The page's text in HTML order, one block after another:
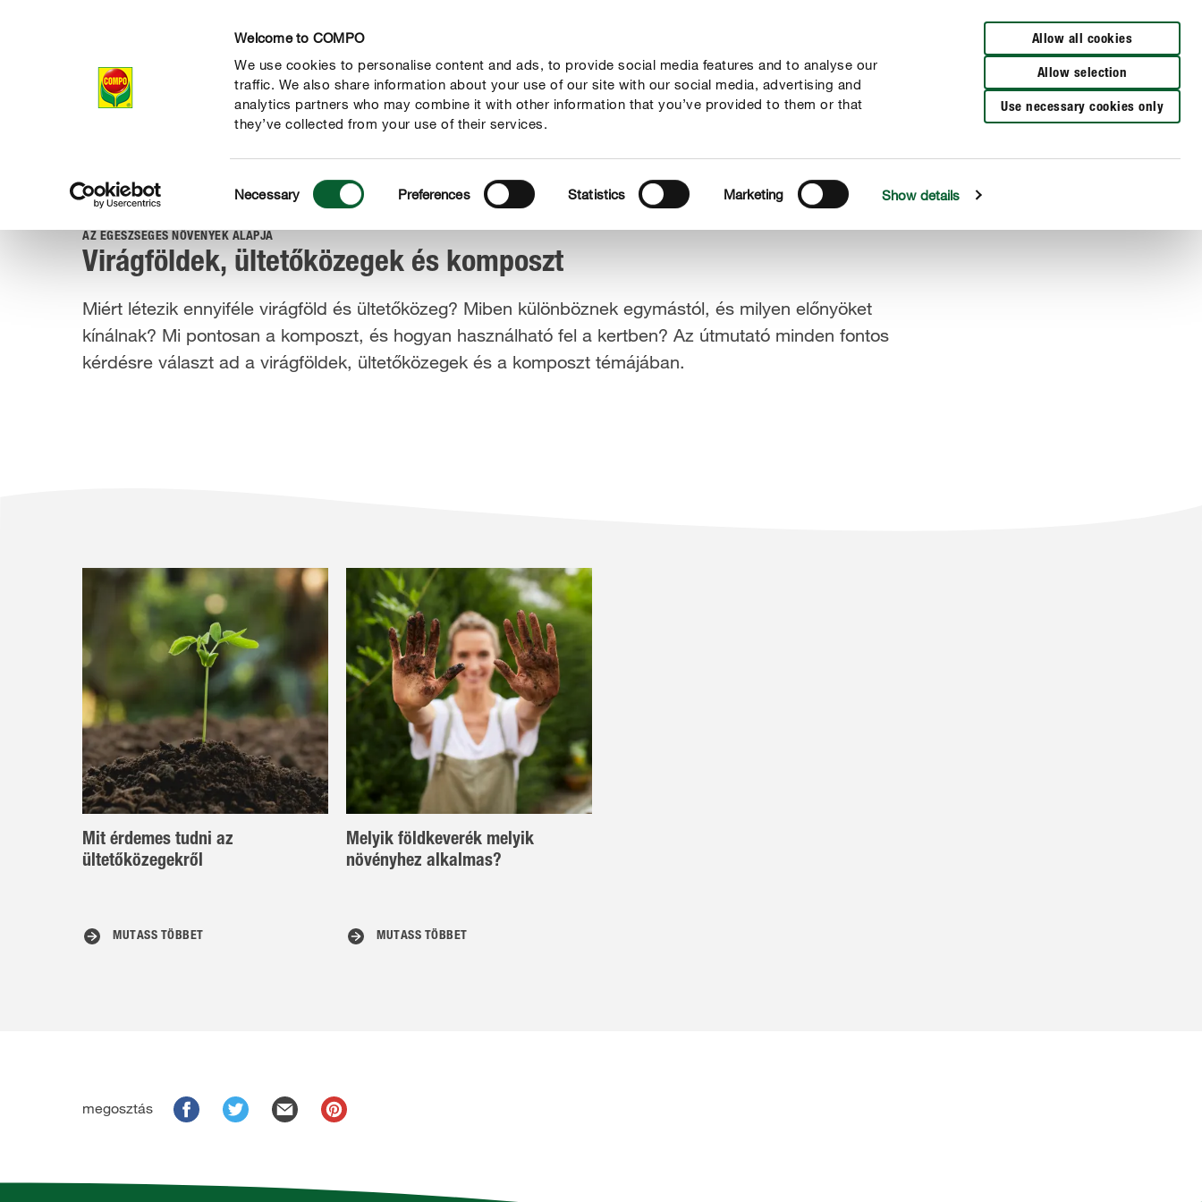
Welcome to COMPO
We use cookies to personalise content and ads, to provide social media features and to analyse our
traffic. We also share information about your use of our site with our social media, advertising and
analytics partners who may combine it with other information that you’ve provided to them or that
they’ve collected from your use of their services.
Selection
Necessary Preferences Statistics Marketing Show details
Allow all cookies
Allow selection
Use necessary cookies only
Termékek Megoldások Fókuszban Rólunk
COMPOMegoldások Növényápolás Talaj és komposzt
AZ EGÉSZSÉGES NÖVÉNYEK ALAPJA
Virágföldek, ültetőközegek és komposzt
Miért létezik ennyiféle virágföld és ültetőközeg? Miben különböznek egymástól, és milyen előnyöket
kínálnak? Mi pontosan a komposzt, és hogyan használható fel a kertben? Az útmutató minden fontos
kérdésre választ ad a virágföldek, ültetőközegek és a komposzt témájában.
Mit érdemes tudni az
ültetőközegekről
MUTASS TÖBBET
Melyik földkeverék melyik
növényhez alkalmas?
MUTASS TÖBBET
megosztás